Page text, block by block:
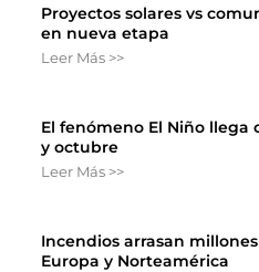
Proyectos solares vs
en nueva etapa
Leer Más >>
El fenómeno El Niño llega
y octubre
Leer Más >>
Incendios arrasan
Europa y Norteamérica